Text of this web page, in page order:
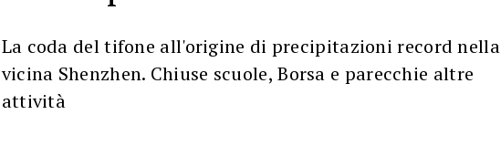
La coda del tifone all'origine di precipitazioni record nella
vicina Shenzhen. Chiuse scuole, Borsa e parecchie altre
attività